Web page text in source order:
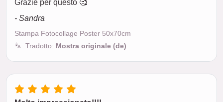
Grazie per questo 🥰
- Sandra
Stampa Fotocollage Poster 50x70cm
Tradotto: Mostra originale (de)